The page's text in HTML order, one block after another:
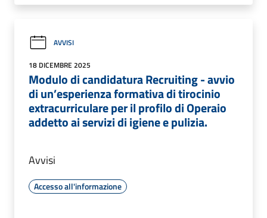
AVVISI
18 DICEMBRE 2025
Modulo di candidatura Recruiting - avvio
di un’esperienza formativa di tirocinio
extracurriculare per il profilo di Operaio
addetto ai servizi di igiene e pulizia.
Avvisi
Accesso all'informazione